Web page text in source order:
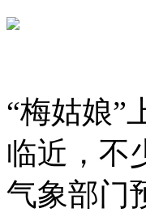
“梅姑娘”
临近，不
气象部门